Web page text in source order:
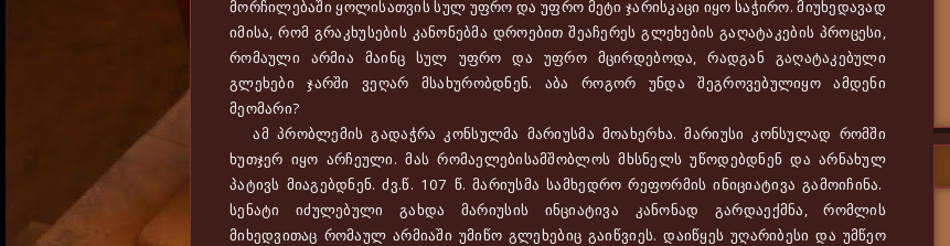
მორჩილებაში ყოლისათვის სულ უფრო და უფრო მეტი ჯარისკაცი იყო საჭირო. მიუხედავად
იმისა, რომ გრაკხუსების კანონებმა დროებით შეაჩერეს გლეხების გაღატაკების პროცესი,
რომაული არმია მაინც სულ უფრო და უფრო მცირდებოდა, რადგან გაღატაკებული
გლეხები ჯარში ვეღარ მსახურობდნენ. აბა როგორ უნდა შეგროვებულიყო ამდენი
მეომარი?
ამ პრობლემის გადაჭრა კონსულმა მარიუსმა მოახერხა. მარიუსი კონსულად რომში
ხუთჯერ იყო არჩეული. მას რომაელებისამშობლოს მხსნელს უწოდებდნენ და არნახულ
პატივს მიაგებდნენ. ძვ.წ. 107 წ. მარიუსმა სამხედრო რეფორმის ინიციატივა გამოიჩინა.
სენატი იძულებული გახდა მარიუსის ინციატივა კანონად გარდაექმნა, რომლის
მიხედვითაც რომაულ არმიაში უმიწო გლეხებიც გაიწვიეს. დაიწყეს უღარიბესი და უმწეო